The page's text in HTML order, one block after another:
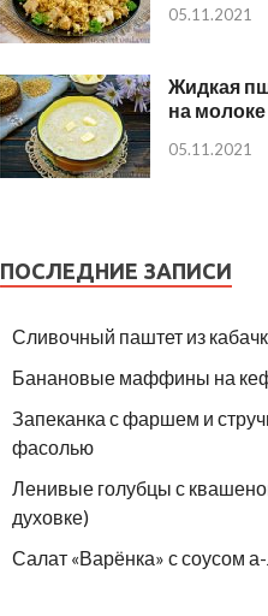
05.11.2021
Жидкая
на молоке
05.11.2021
ПОСЛЕДНИЕ ЗАПИСИ
Сливочный паштет из
Банановые маффины на
Запеканка с фаршем и
фасолью
Ленивые голубцы с
духовке)
Салат «Варёнка» с соусом